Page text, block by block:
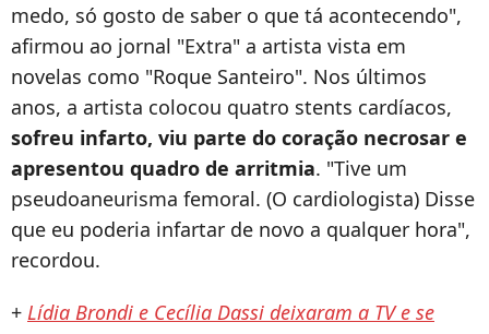
medo, só gosto de saber o que tá acontecendo",
afirmou ao jornal "Extra" a artista vista em
novelas como "Roque Santeiro". Nos últimos
anos, a artista colocou quatro stents cardíacos,
sofreu infarto, viu parte do coração necrosar e
apresentou quadro de arritmia. "Tive um
pseudoaneurisma femoral. (O cardiologista) Disse
que eu poderia infartar de novo a qualquer hora",
recordou.
+ Lídia Brondi e Cecília Dassi deixaram a TV e se